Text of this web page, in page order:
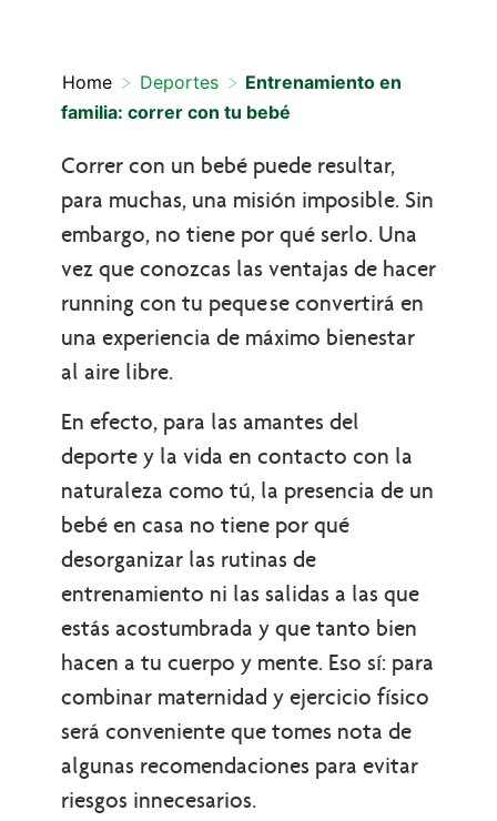
Home > Deportes > Entrenamiento en
familia: correr con tu bebé
Correr con un bebé puede resultar,
para muchas, una misión imposible. Sin
embargo, no tiene por qué serlo. Una
vez que conozcas las ventajas de hacer
running con tu peque se convertirá en
una experiencia de máximo bienestar
al aire libre.
En efecto, para las amantes del
deporte y la vida en contacto con la
naturaleza como tú, la presencia de un
bebé en casa no tiene por qué
desorganizar las rutinas de
entrenamiento ni las salidas a las que
estás acostumbrada y que tanto bien
hacen a tu cuerpo y mente. Eso sí: para
combinar maternidad y ejercicio físico
será conveniente que tomes nota de
algunas recomendaciones para evitar
riesgos innecesarios.